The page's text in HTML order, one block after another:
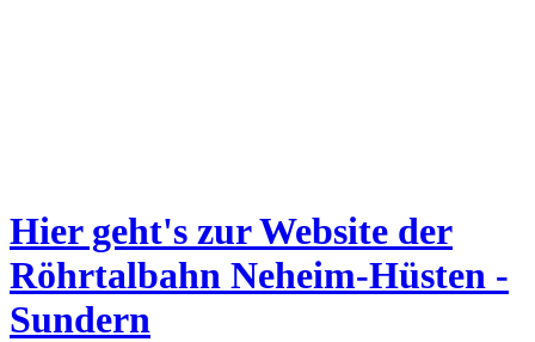
Hier geht's zur Website der
Röhrtalbahn Neheim-Hüsten -
Sundern